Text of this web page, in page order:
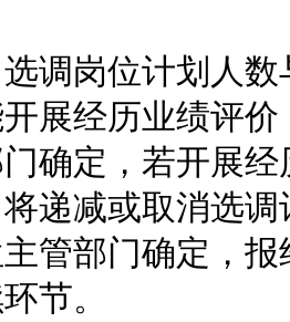
岗位计划人数
展经历业绩评
确定，若开展
递减或取消选
管部门确定，
节。